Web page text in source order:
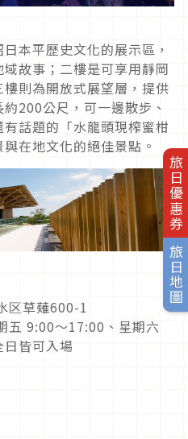
旅日優惠券
旅日地圖
本平歷史文化的展示區，
故事；二樓是可享用靜岡
則為開放式展望層，提供
200公尺，可一邊散步、
話題的「水龍頭現榨蜜柑
在地文化的絕佳景點。
区草薙600-1
五 9:00～17:00、星期六
皆可入場